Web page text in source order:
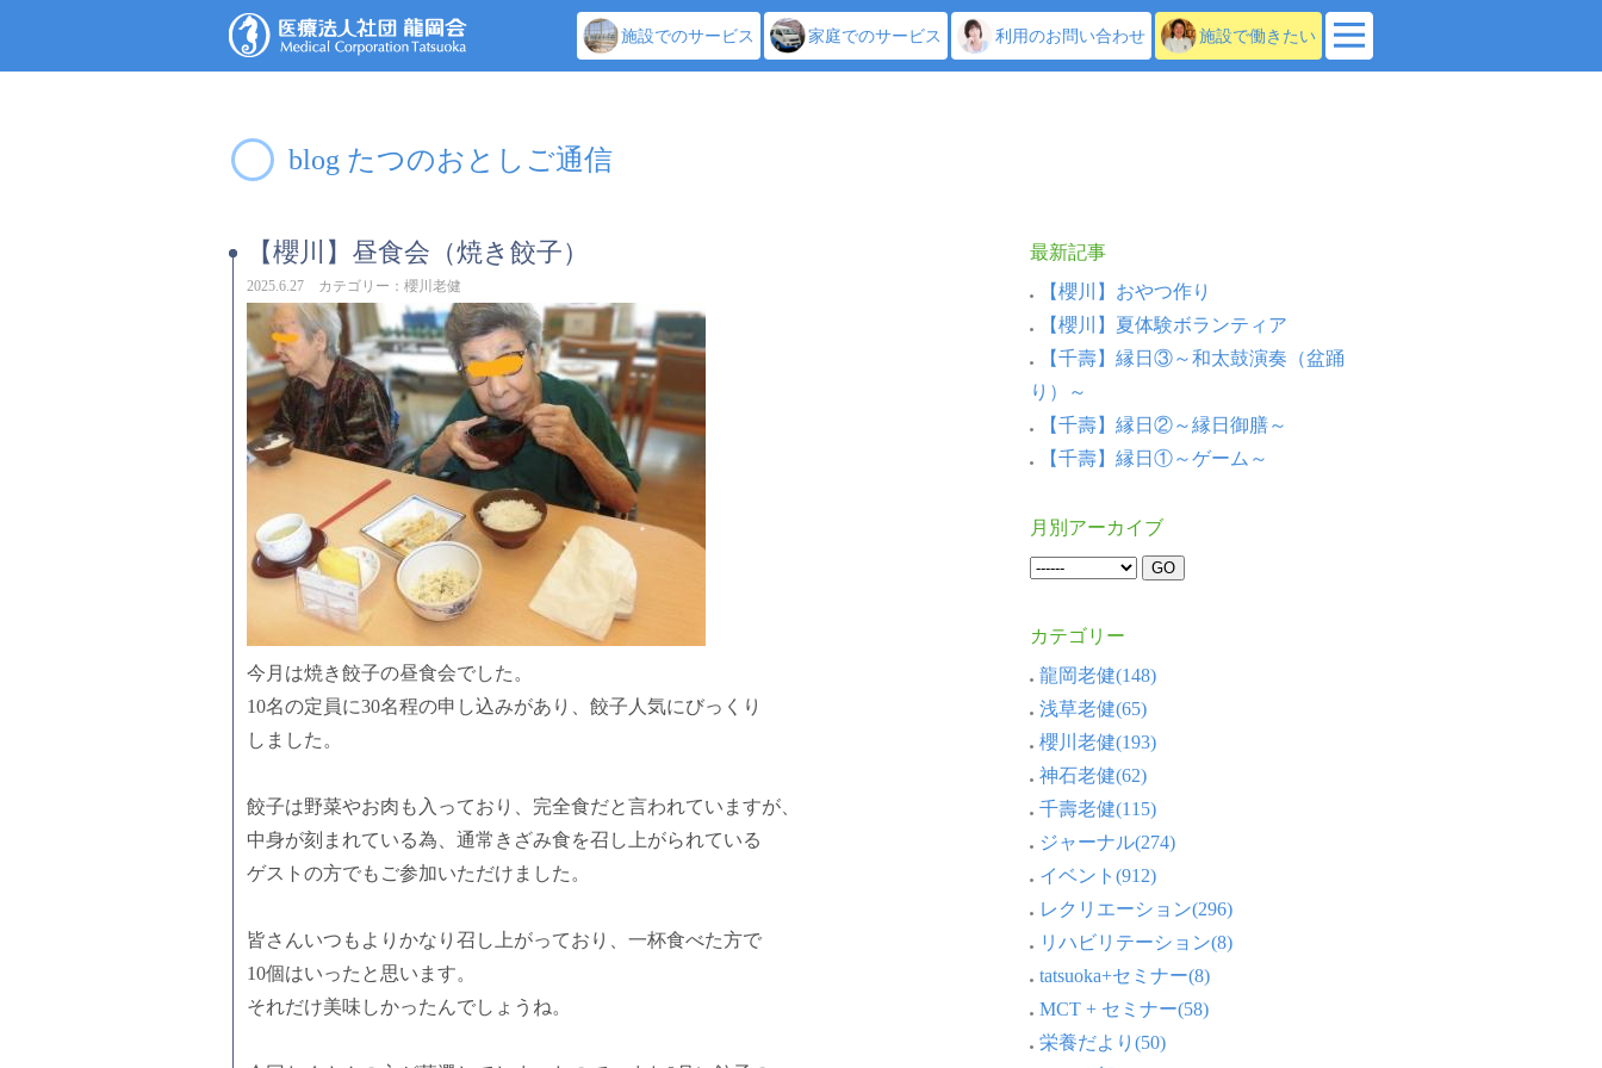
施設でのサービス 家庭でのサービス 利用のお問い合わせ 施設で働きたい
blog たつのおとしご通信
【櫻川】昼食会（焼き餃子）
2025.6.27 カテゴリー：櫻川老健
今月は焼き餃子の昼食会でした。
10名の定員に30名程の申し込みがあり、餃子人気にびっくり
しました。
餃子は野菜やお肉も入っており、完全食だと言われていますが、
中身が刻まれている為、通常きざみ食を召し上がられている
ゲストの方でもご参加いただけました。
皆さんいつもよりかなり召し上がっており、一杯食べた方で
10個はいったと思います。
それだけ美味しかったんでしょうね。
最新記事
【櫻川】おやつ作り
【櫻川】夏体験ボランティア
【千壽】縁日③～和太鼓演奏（盆踊
り）～
【千壽】縁日②～縁日御膳～
【千壽】縁日①～ゲーム～
月別アーカイブ
カテゴリー
龍岡老健(148)
浅草老健(65)
櫻川老健(193)
神石老健(62)
千壽老健(115)
ジャーナル(274)
イベント(912)
レクリエーション(296)
リハビリテーション(8)
tatsuoka+セミナー(8)
MCT + セミナー(58)
栄養だより(50)